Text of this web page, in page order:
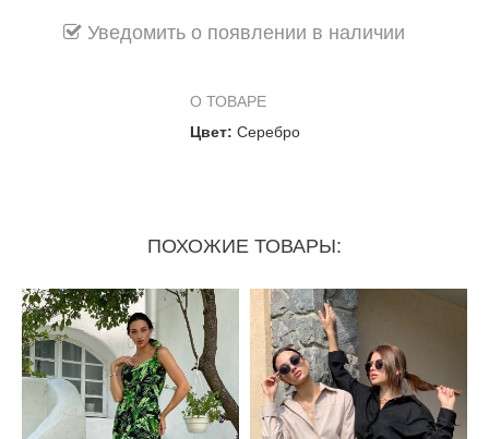
Уведомить о появлении в наличии
О ТОВАРЕ
Цвет: Серебро
ПОХОЖИЕ ТОВАРЫ: